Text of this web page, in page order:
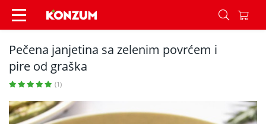
Pečena janjetina sa zelenim povrćem i pire od
Pečena janjetina sa zelenim povrćem i
pire od graška
(1)